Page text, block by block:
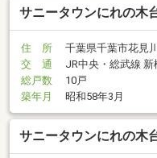
サニータウンにれの木
住 所
千葉県千葉市花見
交 通
JR中央・総武線
総戸数
10戸
築年月
昭和58年3月
サニータウンにれの木